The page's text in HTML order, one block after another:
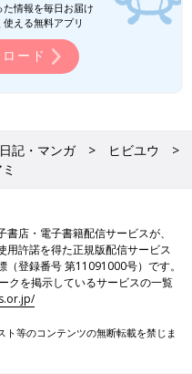
情報を毎日お届け
える無料アプリ
ード
日記・マンガ
ヒビユウ
店・電子書籍配信サービスが、
用許諾を得た正規版配信サービス
登録番号 第11091000号）です。
クを掲示しているサービスの一覧
等のコンテンツの無断転載を禁じま